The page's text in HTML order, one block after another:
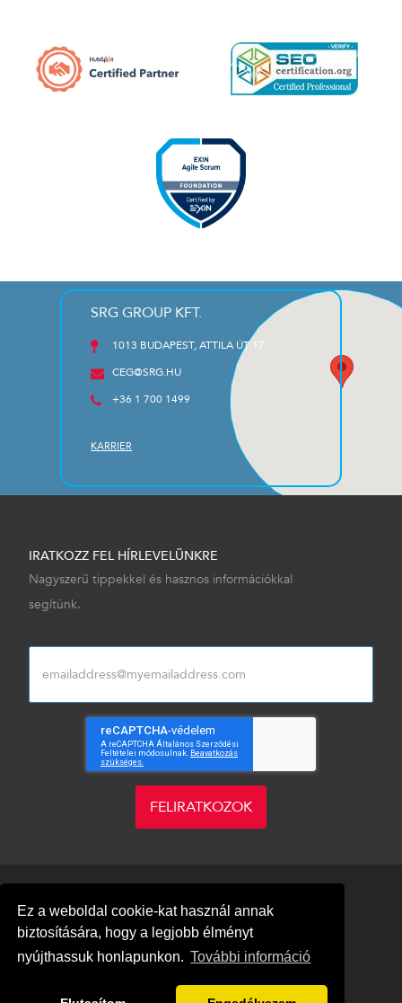
Ez a weboldal cookie-kat használ annak
biztosítására, hogy a legjobb élményt
nyújthassuk honlapunkon. További információ
SRG GROUP KFT.
1013 BUDAPEST, ATTILA ÚT 17
CEG@SRG.HU
+36 1 700 1499
KARRIER
IRATKOZZ FEL HÍRLEVELÜNKRE
Nagyszerű tippekkel és hasznos információkkal
segítünk.
FELIRATKOZOK